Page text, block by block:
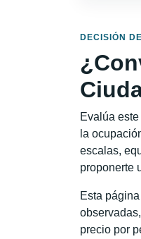
DECISIÓN
Evalúa
la
escalas,
proponerte
Esta
precio por